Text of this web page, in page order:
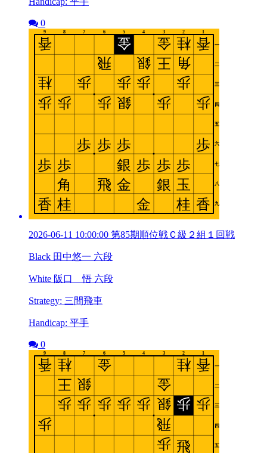
0
2026-06-11 10:00:00 第85期順位戦Ｃ級２組１回戦
Black 田中悠一 六段
White 阪口 悟 六段
Strategy: 三間飛車
Handicap: 平手
0